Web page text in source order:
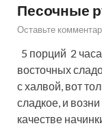
Песочные
Оставьте
5 порций 2
восточных
с халвой, вот
сладкое, и
качестве